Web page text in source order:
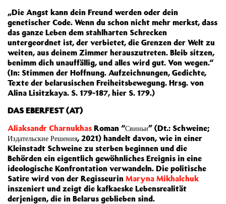
„Die Angst kann dein Freund werden oder dein
genetischer Code. Wenn du schon nicht mehr merkst, dass
das ganze Leben dem stahlharten Schrecken
untergeordnet ist, der verbietet, die Grenzen der Welt zu
weiten, aus deinem Zimmer herauszutreten. Bleib sitzen,
benimm dich unauffällig, und alles wird gut. Von wegen.“
(In: Stimmen der Hoffnung. Aufzeichnungen, Gedichte,
Texte der belarusischen Freiheitsbewegung. Hrsg. von
Alina Lisitzkaya. S. 179-187, hier S. 179.)
DAS EBERFEST (AT)
Aliaksandr Charnukhas Roman “Свиньи” (Dt.: Schweine;
Издательские Решения, 2021) handelt davon, wie in einer
Kleinstadt Schweine zu sterben beginnen und die
Behörden ein eigentlich gewöhnliches Ereignis in eine
ideologische Konfrontation verwandeln. Die politische
Satire wird von der Regisseurin Maryna Mikhalchuk
inszeniert und zeigt die kafkaeske Lebensrealität
derjenigen, die in Belarus geblieben sind.